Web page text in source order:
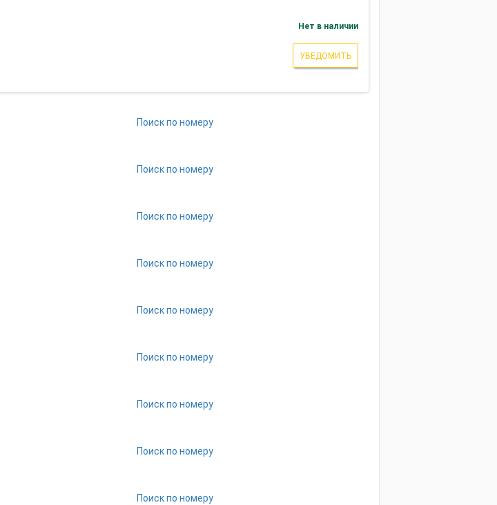
Нет в наличии
УВЕДОМИТЬ
Поиск по номеру
Поиск по номеру
Поиск по номеру
Поиск по номеру
Поиск по номеру
Поиск по номеру
Поиск по номеру
Поиск по номеру
Поиск по номеру